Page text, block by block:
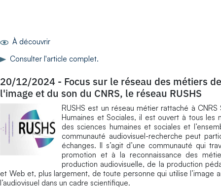
À découvrir
Consulter l'article complet.
20/12/2024 - Focus sur le réseau des métiers de
l'image et du son du CNRS, le réseau RUSHS
RUSHS est un réseau métier rattaché à CNRS
Humaines et Sociales, il est ouvert à tous les
des sciences humaines et sociales et
communauté audiovisuel-recherche peut
échanges. Il s’agit d’une communauté qui
promotion et à la reconnaissance des
production audiovisuelle, de la production
et Web et, plus largement, de toute personne qui utilise l’image
l’audiovisuel dans un cadre scientifique.